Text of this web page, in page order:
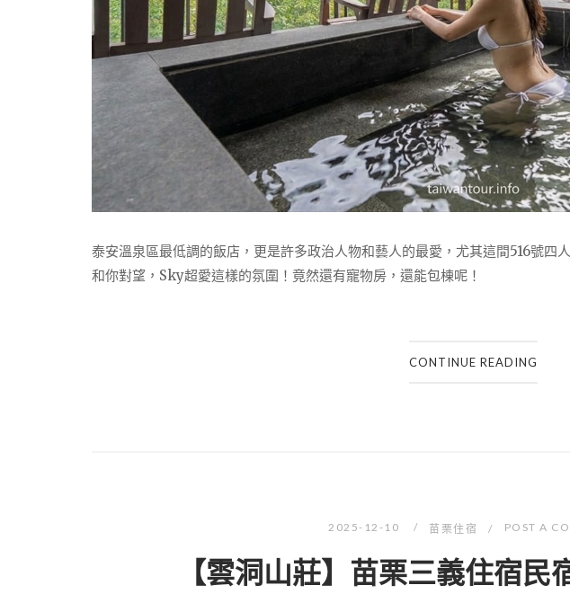
泰安溫泉區最低調的飯店，更是許多政治人物和藝人的最愛，尤其這間516號四
和你對望，Sky超愛這樣的氛圍！竟然還有寵物房，還能包棟呢！
CONTINUE READING
2025-12-10 苗栗住宿 POST A
【雲洞山莊】苗栗三義住宿民